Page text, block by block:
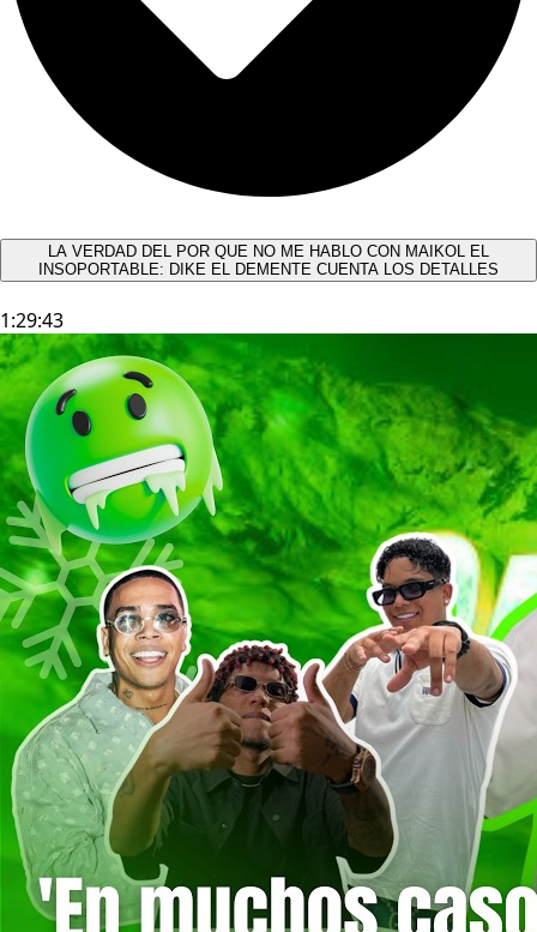
LA VERDAD DEL POR QUE NO ME HABLO CON MAIKOL EL
INSOPORTABLE: DIKE EL DEMENTE CUENTA LOS DETALLES
1:29:43